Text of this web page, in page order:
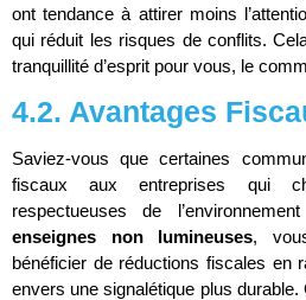
ont tendance à attirer moins
qui réduit les risques de conflits.
tranquillité d’esprit pour vous, le
4.2. Avantages
Saviez-vous que certaines
fiscaux aux entreprises qui
respectueuses de
enseignes non lumineuses,
bénéficier de réductions fiscales en
envers une signalétique plus